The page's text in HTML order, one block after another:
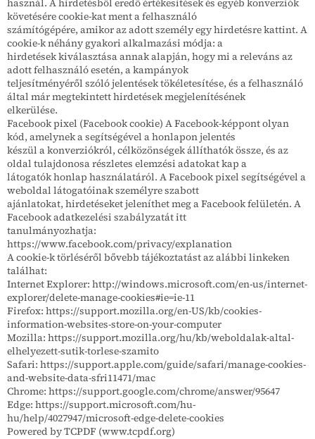
követésére cookie-kat ment a felhasználó
számítógépére, amikor az adott személy egy hirdetésre kattint. A
cookie-k néhány gyakori alkalmazási módja: a
hirdetések kiválasztása annak alapján, hogy mi a releváns az
adott felhasználó esetén, a kampányok
teljesítményéről szóló jelentések tökéletesítése, és a felhasználó
által már megtekintett hirdetések megjelenítésének
elkerülése.
Facebook pixel (Facebook cookie) A Facebook-képpont olyan
kód, amelynek a segítségével a honlapon jelentés
készül a konverziókról, célközönségek állíthatók össze, és az
oldal tulajdonosa részletes elemzési adatokat kap a
látogatók honlap használatáról. A Facebook pixel segítségével a
weboldal látogatóinak személyre szabott
ajánlatokat, hirdetéseket jeleníthet meg a Facebook felületén. A
Facebook adatkezelési szabályzatát itt
tanulmányozhatja:
https://www.facebook.com/privacy/explanation
A cookie-k törléséről bővebb tájékoztatást az alábbi linkeken
találhat:
Internet Explorer: http://windows.microsoft.com/en-us/internet-
explorer/delete-manage-cookies#ie=ie-11
Firefox: https://support.mozilla.org/en-US/kb/cookies-
information-websites-store-on-your-computer
Mozilla: https://support.mozilla.org/hu/kb/weboldalak-altal-
elhelyezett-sutik-torlese-szamito
Safari: https://support.apple.com/guide/safari/manage-cookies-
and-website-data-sfri11471/mac
Chrome: https://support.google.com/chrome/answer/95647
Edge: https://support.microsoft.com/hu-
hu/help/4027947/microsoft-edge-delete-cookies
Powered by TCPDF (www.tcpdf.org)